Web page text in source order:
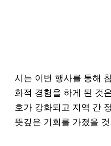
시는 이번 행사를 통해
화적 경험을 하게 된 것
호가 강화되고 지역 간
뜻깊은 기회를 가졌을